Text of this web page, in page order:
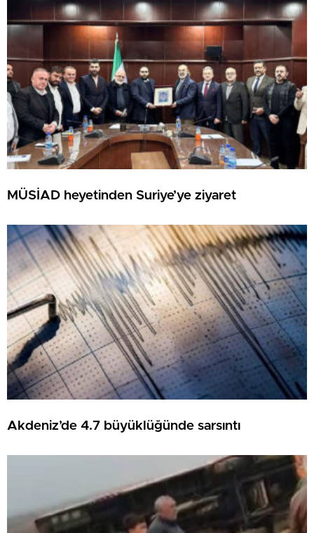
MÜSİAD heyetinden Suriye’ye ziyaret
Akdeniz’de 4.7 büyüklüğünde sarsıntı